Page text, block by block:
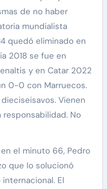
de no haber
mundialista
quedó eliminado en
2018 se fue en
y en Catar 2022
0-0 con Marruecos.
Vienen
No
el minuto 66, Pedro
que lo solucionó
El